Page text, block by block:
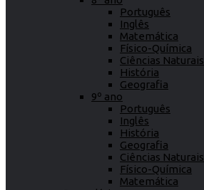
Português
Inglês
Matemática
Físico-Química
Ciências Naturais
História
Geografia
9º ano
Português
Inglês
História
Geografia
Ciências Naturais
Físico-Química
Matemática